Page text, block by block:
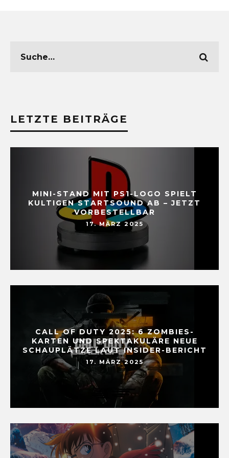
LETZTE BEITRÄGE
MINI-STAND MIT PS1-LOGO SPIELT
KULTIGEN STARTSOUND AB – JETZT
VORBESTELLBAR
17. MÄRZ 2025
CALL OF DUTY 2025: 6 ZOMBIES-
KARTEN UND SPEKTAKULÄRE NEUE
SCHAUPLÄTZE LAUT INSIDER-BERICHT
17. MÄRZ 2025